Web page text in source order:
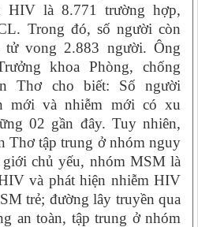
HIV là 8.771 trường hợp,
Trong đó, số người còn
vong 2.883 người. Ông
khoa Phòng, chống
Thơ cho biết: Số người
mới và nhiễm mới có xu
02 gần đây. Tuy nhiên,
Thơ tập trung ở nhóm nguy
chủ yếu, nhóm MSM là
và phát hiện nhiễm HIV
trẻ; đường lây truyền qua
an toàn, tập trung ở nhóm